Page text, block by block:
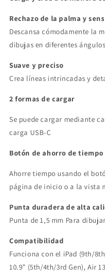
Rechazo de la palma y
Descansa cómodamente la
dibujas en diferentes ángulos
Suave y preciso
Crea líneas intrincadas y
2 formas de cargar
Se puede cargar mediante
carga USB-C
Botón de ahorro de tiempo
Ahorre tiempo usando el
página de inicio o a la vista
Punta duradera de alta
Punta de 1,5 mm Para dibujar
Compatibilidad
Funciona con el iPad (9th/
10.9” (5th/4th/3rd Gen), Air